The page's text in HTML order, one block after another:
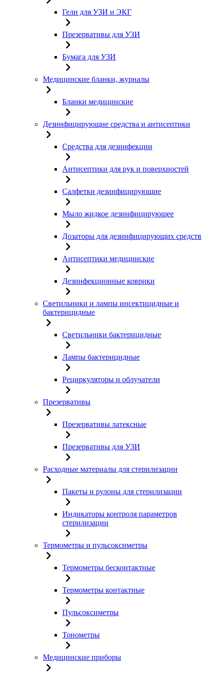
Гели для УЗИ и ЭКГ
Презервативы для УЗИ
Бумага для УЗИ
Медицинские бланки, журналы
Бланки медицинские
Дезинфицирующие средства и антисептики
Средства для дезинфекции
Антисептики для рук и поверхностей
Салфетки дезинфицирующие
Мыло жидкое дезинфицирующее
Дозаторы для дезинфицирующих средств
Антисептики медицинские
Дезинфекционные коврики
Светильники и лампы инсектицидные и
бактерицидные
Светильники бактерицидные
Лампы бактерицидные
Рециркуляторы и облучатели
Презервативы
Презервативы латексные
Презервативы для УЗИ
Расходные материалы для стерилизации
Пакеты и рулоны для стерилизации
Индикаторы контроля параметров
стерилизации
Термометры и пульсоксиметры
Термометры бесконтактные
Термометры контактные
Пульсоксиметры
Тонометры
Медицинские приборы